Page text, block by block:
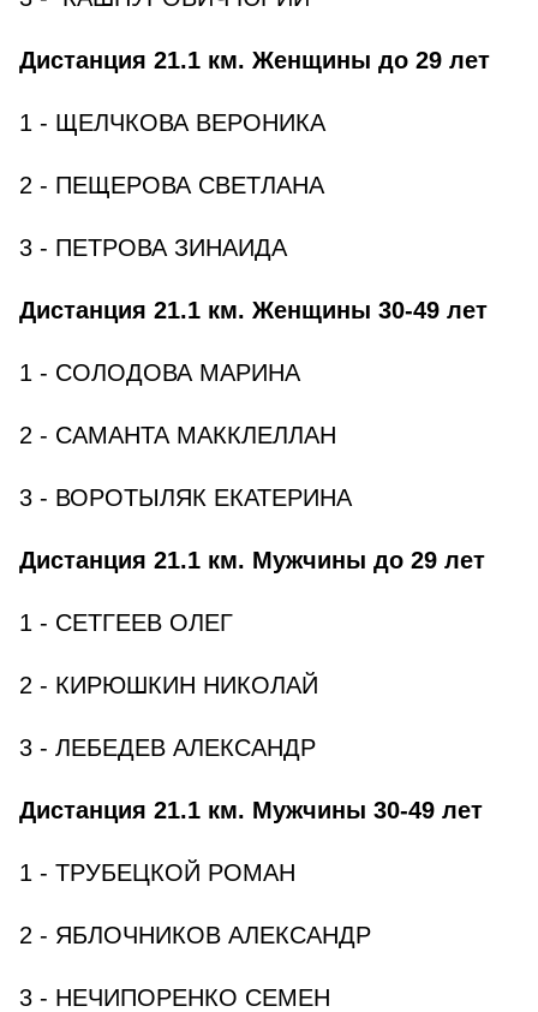
Дистанция 21.1 км. Женщины до 29 лет
1 - ЩЕЛЧКОВА ВЕРОНИКА
2 - ПЕЩЕРОВА СВЕТЛАНА
3 - ПЕТРОВА ЗИНАИДА
Дистанция 21.1 км. Женщины 30-49 лет
1 - СОЛОДОВА МАРИНА
2 - САМАНТА МАККЛЕЛЛАН
3 - ВОРОТЫЛЯК ЕКАТЕРИНА
Дистанция 21.1 км. Мужчины до 29 лет
1 - СЕТГЕЕВ ОЛЕГ
2 - КИРЮШКИН НИКОЛАЙ
3 - ЛЕБЕДЕВ АЛЕКСАНДР
Дистанция 21.1 км. Мужчины 30-49 лет
1 - ТРУБЕЦКОЙ РОМАН
2 - ЯБЛОЧНИКОВ АЛЕКСАНДР
3 - НЕЧИПОРЕНКО СЕМЕН